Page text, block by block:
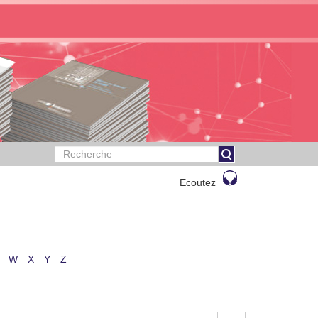
Ecoutez
W X Y Z